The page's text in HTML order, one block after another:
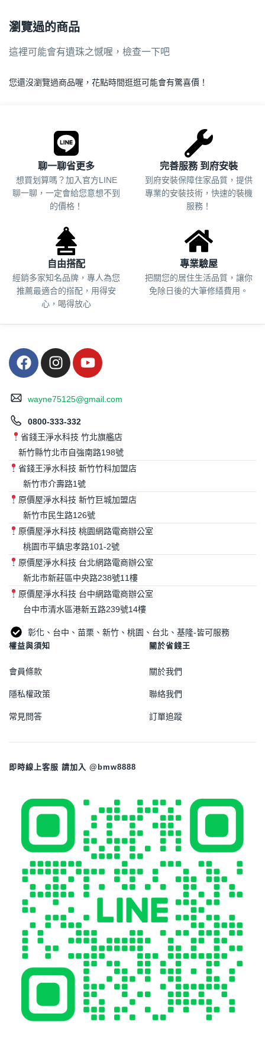
瀏覽過的商品
這裡可能會有遺珠之憾喔，檢查一下吧
您還沒瀏覽過商品喔，花點時間逛逛可能會有驚喜價！
聊一聊省更多
想買划算嗎？加入官方LINE
聊一聊，一定會給您意想不到
的價格！
完善服務 到府安裝
到府安裝保障住家品質，提供
專業的安裝技術，快速的裝機
服務！
自由搭配
經銷多家知名品牌，專人為您
推薦最適合的搭配，用得安
心，喝得放心
專業驗屋
把關您的居住生活品質， 讓你
免除日後的大筆修繕費用。
wayne75125@gmail.com
0800-333-332
省錢王淨水科技 竹北旗艦店
新竹縣竹北市自強南路198號
省錢王淨水科技 新竹竹科加盟店
新竹市介壽路1號
原價屋淨水科技 新竹巨城加盟店
新竹市民生路126號
原價屋淨水科技 桃園網路電商辦公室
桃園市平鎮忠孝路101-2號
原價屋淨水科技 台北網路電商辦公室
新北市新莊區中央路238號11樓
原價屋淨水科技 台中網路電商辦公室
台中市清水區港新五路239號14樓
彰化、台中、苗栗、新竹、桃園、台北、基隆-皆可服務
權益與須知
會員條款
隱私權政策
常見問答
關於省錢王
關於我們
聯絡我們
訂單追蹤
即時線上客服 請加入 @bmw8888